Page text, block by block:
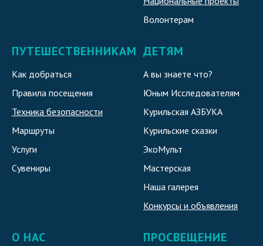
Волонтерам
ПУТЕШЕСТВЕННИКАМ
Как добраться
Правила посещения
Техника безопасности
Маршруты
Услуги
Сувениры
ДЕТЯМ
А вы знаете что?
Юным Исследователям
Курильская АЗБУКА
Курильские сказки
ЭкоМульт
Мастерская
Наша галерея
Конкурсы и объявления
О НАС ПРОСВЕЩЕНИЕ